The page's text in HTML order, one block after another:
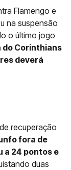
Flamengo e
na suspensão
o último jogo
Corinthians
deverá
recuperação
fora de
a 24 pontos e
duas